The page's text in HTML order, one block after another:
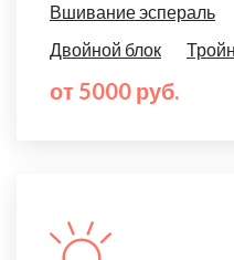
Вшивание эспераль
Двойной блок
от 5000 руб.